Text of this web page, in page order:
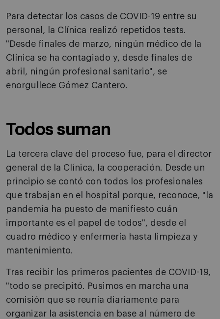
Para detectar los casos de COVID-19 entre su
personal, la Clínica realizó repetidos tests.
"Desde finales de marzo, ningún médico de la
Clínica se ha contagiado y, desde finales de
abril, ningún profesional sanitario", se
enorgullece Gómez Cantero.
Todos suman
La tercera clave del proceso fue, para el director
general de la Clínica, la cooperación. Desde un
principio se contó con todos los profesionales
que trabajan en el hospital porque, reconoce, "la
pandemia ha puesto de manifiesto cuán
importante es el papel de todos", desde el
cuadro médico y enfermería hasta limpieza y
mantenimiento.
Tras recibir los primeros pacientes de COVID-19,
"todo se precipitó. Pusimos en marcha una
comisión que se reunía diariamente para
organizar la asistencia en base al número de